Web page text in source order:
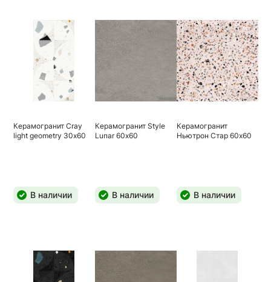
Керамогранит Сray
light geometry 30х60
В наличии
Керамогранит Style
Lunar 60х60
В наличии
Керамогранит
Ньютрон Стар 60х60
В наличии